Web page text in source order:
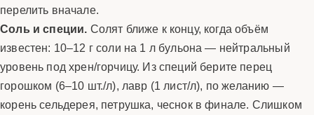
перелить вначале.
Соль и специи. Солят ближе к концу, когда объём
известен: 10–12 г соли на 1 л бульона — нейтральный
уровень под хрен/горчицу. Из специй берите перец
горошком (6–10 шт./л), лавр (1 лист/л), по желанию —
корень сельдерея, петрушка, чеснок в финале. Слишком